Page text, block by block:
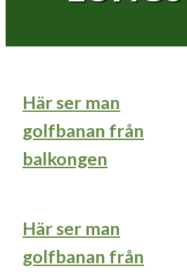
Här ser man
golfbanan från
balkongen
Här ser man
golfbanan från